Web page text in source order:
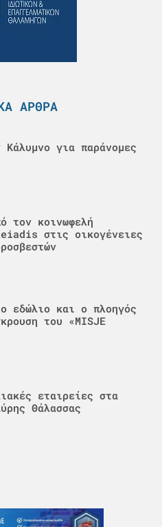
ΆΡΘΡΑ
Κάλυμνο για παράνομες
τον κοινωφελή
στις οικογένειες
εδώλιο και ο πλοηγός
του «MISJE
εταιρείες στα
Θάλασσας